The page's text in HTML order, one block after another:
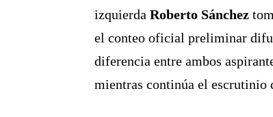
izquierda Roberto Sánchez
el conteo oficial preliminar
diferencia entre ambos
mientras continúa el escrutinio